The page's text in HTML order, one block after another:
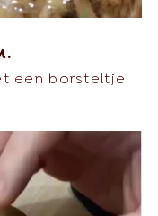
een borsteltje